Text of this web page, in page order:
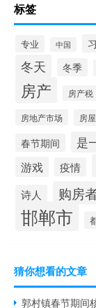
标签
专业 中国
冬天 冬季
房产 房产税
房地产市场 房屋
春节期间 是
游戏 疫情
诗人 购房
邯郸市
猜你想看的文章
郭村镇春节期间